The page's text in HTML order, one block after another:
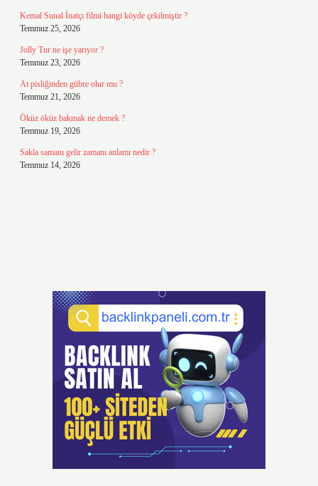
Kemal Sunal İnatçı filmi hangi köyde çekilmiştir ?
Temmuz 25, 2026
Jolly Tur ne işe yarıyor ?
Temmuz 23, 2026
At pisliğinden gübre olur mu ?
Temmuz 21, 2026
Öküz öküz bakmak ne demek ?
Temmuz 19, 2026
Sakla samanı gelir zamanı anlamı nedir ?
Temmuz 14, 2026